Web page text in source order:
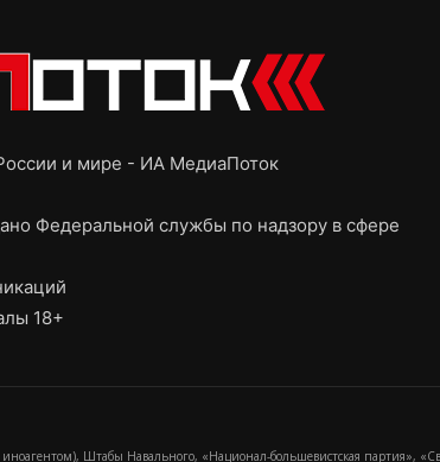
и мире - ИА МедиаПоток
Федеральной службы по надзору в сфере
18+
Штабы Навального, «Национал-большевистская партия»,